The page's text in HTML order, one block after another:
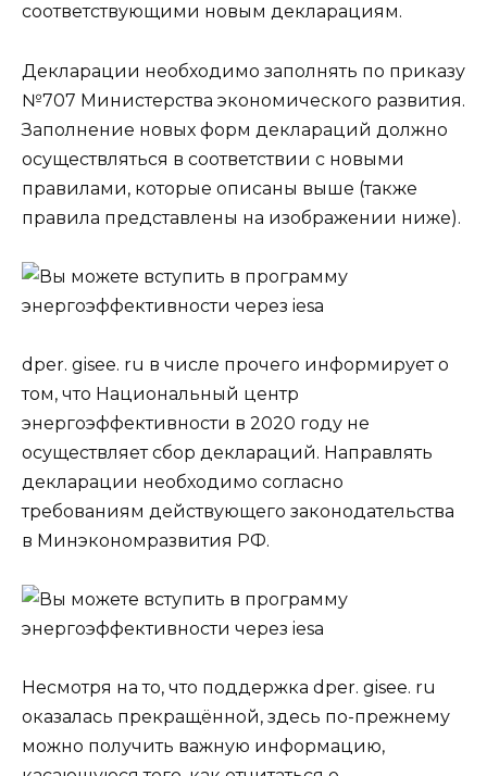
соответствующими новым декларациям.
Декларации необходимо заполнять по приказу
№707 Министерства экономического развития.
Заполнение новых форм деклараций должно
осуществляться в соответствии с новыми
правилами, которые описаны выше (также
правила представлены на изображении ниже).
dper. gisee. ru в числе прочего информирует о
том, что Национальный центр
энергоэффективности в 2020 году не
осуществляет сбор деклараций. Направлять
декларации необходимо согласно
требованиям действующего законодательства
в Минэкономразвития РФ.
Несмотря на то, что поддержка dper. gisee. ru
оказалась прекращённой, здесь по-прежнему
можно получить важную информацию,